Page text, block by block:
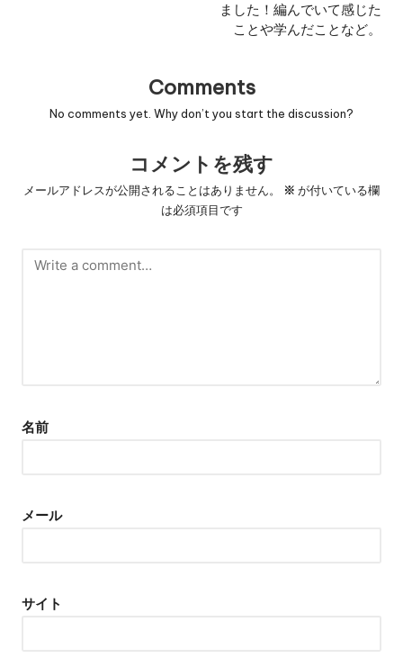
ました！編んでいて感じた
ことや学んだことなど。
Comments
No comments yet. Why don’t you start the discussion?
コメントを残す
メールアドレスが公開されることはありません。 ※ が付いている欄
は必須項目です
名前
メール
サイト